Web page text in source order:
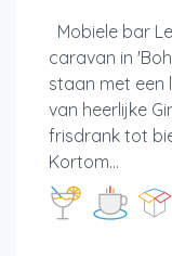
Mobiele bar
caravan in
staan met een
van heerlijke
frisdrank tot
Kortom...